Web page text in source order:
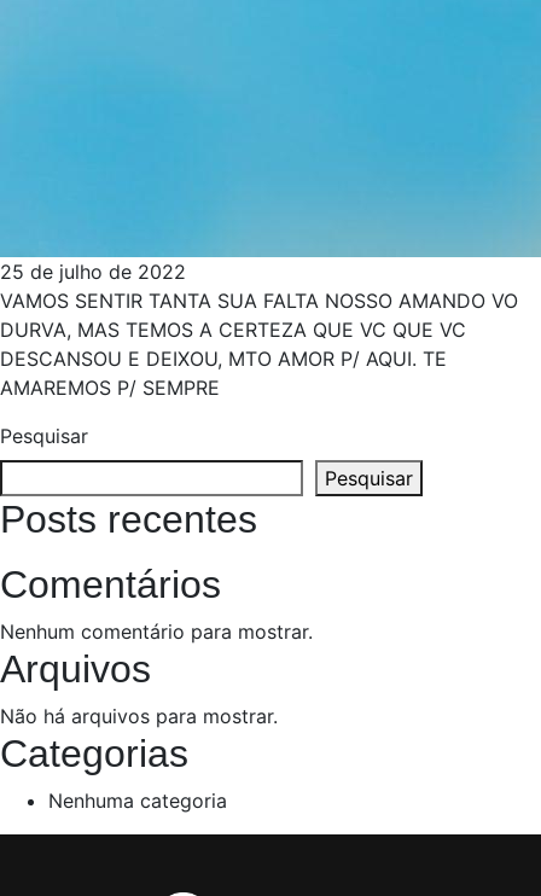
25 de julho de 2022
VAMOS SENTIR TANTA SUA FALTA NOSSO AMANDO VO
DURVA, MAS TEMOS A CERTEZA QUE VC QUE VC
DESCANSOU E DEIXOU, MTO AMOR P/ AQUI. TE
AMAREMOS P/ SEMPRE
Pesquisar
Pesquisar
Posts recentes
Comentários
Nenhum comentário para mostrar.
Arquivos
Não há arquivos para mostrar.
Categorias
Nenhuma categoria